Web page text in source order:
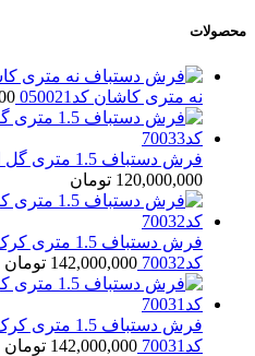
محصولات
نه متری کاشان کد050021
فرش دستباف 1.5 متری گل ابریشم کاشان (جفت) کد70033
120,000,000 تومان
فرش دستباف
کد70032
142,000,000 تومان
فرش دستباف
کد70031
142,000,000 تومان